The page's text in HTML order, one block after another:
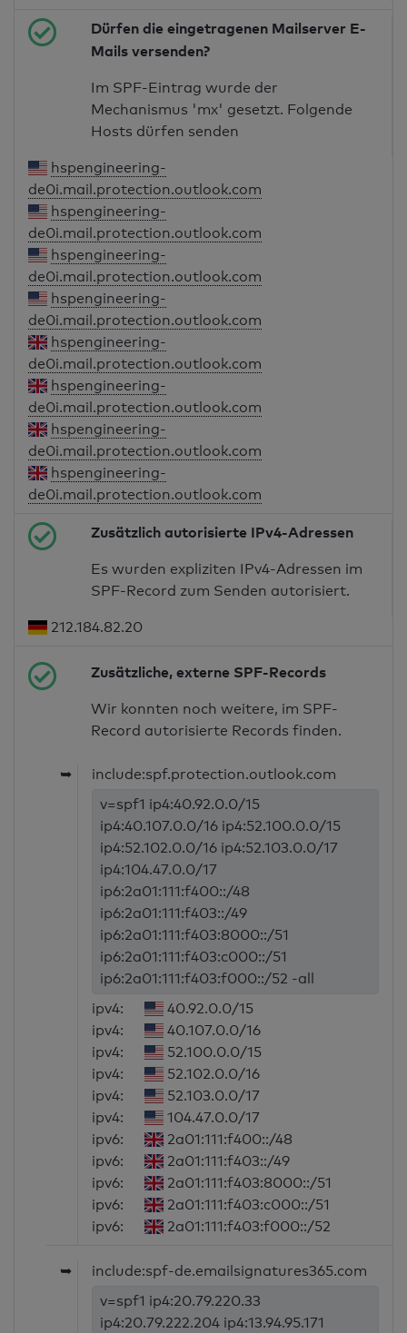
Dürfen die eingetragenen Mailserver E-
Mails versenden?
Im SPF-Eintrag wurde der
Mechanismus 'mx' gesetzt. Folgende
Hosts dürfen senden
hspengineering-
de0i.mail.protection.outlook.com
hspengineering-
de0i.mail.protection.outlook.com
hspengineering-
de0i.mail.protection.outlook.com
hspengineering-
de0i.mail.protection.outlook.com
hspengineering-
de0i.mail.protection.outlook.com
hspengineering-
de0i.mail.protection.outlook.com
hspengineering-
de0i.mail.protection.outlook.com
hspengineering-
de0i.mail.protection.outlook.com
Zusätzlich autorisierte IPv4-Adressen
Es wurden expliziten IPv4-Adressen im
SPF-Record zum Senden autorisiert.
212.184.82.20
Zusätzliche, externe SPF-Records
Wir konnten noch weitere, im SPF-
Record autorisierte Records finden.
➥
include:spf.protection.outlook.com
v=spf1 ip4:40.92.0.0/15
ip4:40.107.0.0/16 ip4:52.100.0.0/15
ip4:52.102.0.0/16 ip4:52.103.0.0/17
ip4:104.47.0.0/17
ip6:2a01:111:f400::/48
ip6:2a01:111:f403::/49
ip6:2a01:111:f403:8000::/51
ip6:2a01:111:f403:c000::/51
ip6:2a01:111:f403:f000::/52 -all
ipv4:
40.92.0.0/15
ipv4:
40.107.0.0/16
ipv4:
52.100.0.0/15
ipv4:
52.102.0.0/16
ipv4:
52.103.0.0/17
ipv4:
104.47.0.0/17
ipv6:
2a01:111:f400::/48
ipv6:
2a01:111:f403::/49
ipv6:
2a01:111:f403:8000::/51
ipv6:
2a01:111:f403:c000::/51
ipv6:
2a01:111:f403:f000::/52
➥
include:spf-de.emailsignatures365.com
v=spf1 ip4:20.79.220.33
ip4:20.79.222.204 ip4:13.94.95.171